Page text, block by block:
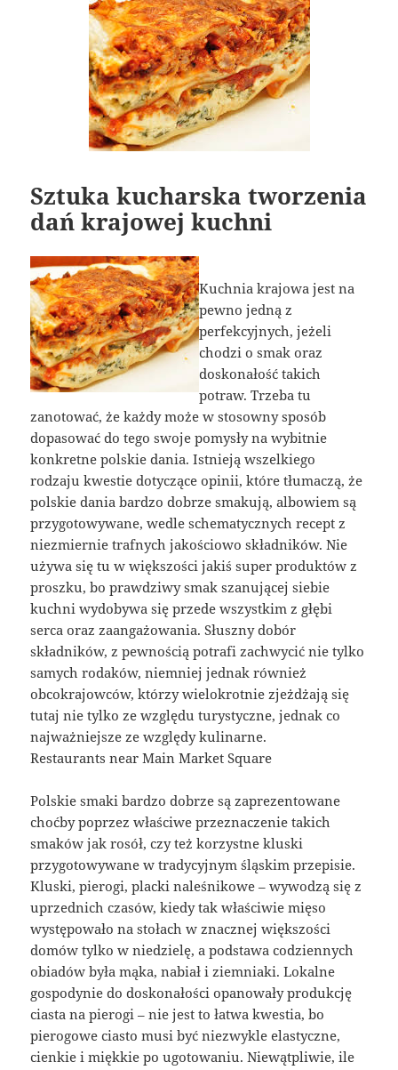
Sztuka kucharska tworzenia
dań krajowej kuchni
Kuchnia krajowa jest na
pewno jedną z
perfekcyjnych, jeżeli
chodzi o smak oraz
doskonałość takich
potraw. Trzeba tu
zanotować, że każdy może w stosowny sposób
dopasować do tego swoje pomysły na wybitnie
konkretne polskie dania. Istnieją wszelkiego
rodzaju kwestie dotyczące opinii, które tłumaczą, że
polskie dania bardzo dobrze smakują, albowiem są
przygotowywane, wedle schematycznych recept z
niezmiernie trafnych jakościowo składników. Nie
używa się tu w większości jakiś super produktów z
proszku, bo prawdziwy smak szanującej siebie
kuchni wydobywa się przede wszystkim z głębi
serca oraz zaangażowania. Słuszny dobór
składników, z pewnością potrafi zachwycić nie tylko
samych rodaków, niemniej jednak również
obcokrajowców, którzy wielokrotnie zjeżdżają się
tutaj nie tylko ze względu turystyczne, jednak co
najważniejsze ze względy kulinarne.
Restaurants near Main Market Square
Polskie smaki bardzo dobrze są zaprezentowane
choćby poprzez właściwe przeznaczenie takich
smaków jak rosół, czy też korzystne kluski
przygotowywane w tradycyjnym śląskim przepisie.
Kluski, pierogi, placki naleśnikowe – wywodzą się z
uprzednich czasów, kiedy tak właściwie mięso
występowało na stołach w znacznej większości
domów tylko w niedzielę, a podstawa codziennych
obiadów była mąka, nabiał i ziemniaki. Lokalne
gospodynie do doskonałości opanowały produkcję
ciasta na pierogi – nie jest to łatwa kwestia, bo
pierogowe ciasto musi być niezwykle elastyczne,
cienkie i miękkie po ugotowaniu. Niewątpliwie, ile